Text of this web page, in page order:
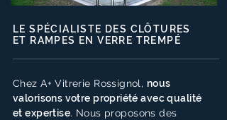
LE SPÉCIALISTE DES CLÔTURES
ET RAMPES EN VERRE TREMPÉ
Chez A+ Vitrerie Rossignol, nous
valorisons votre propriété avec qualité
et expertise. Nous proposons des